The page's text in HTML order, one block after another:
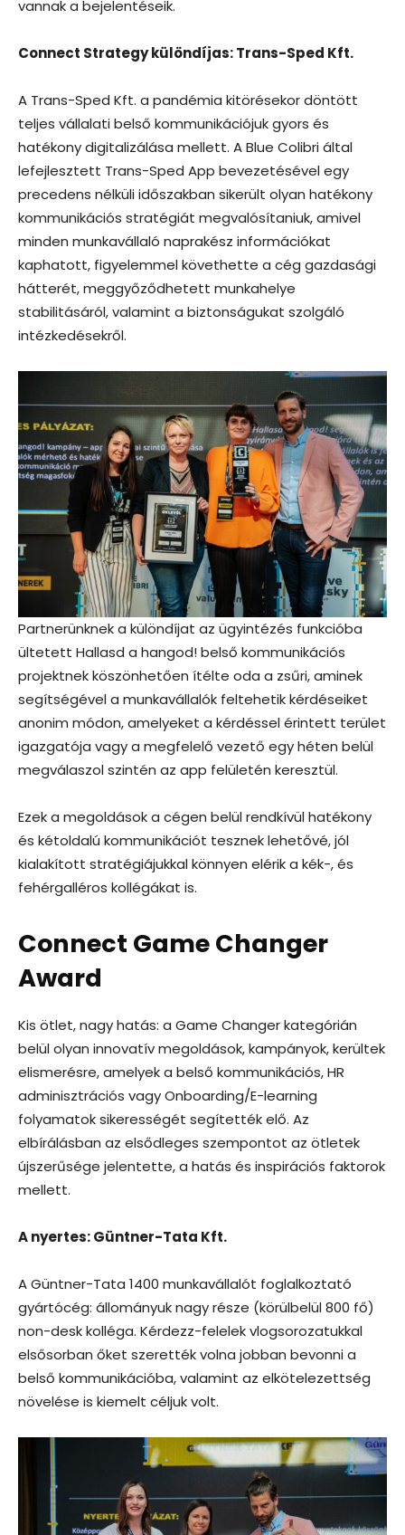
vannak a bejelentéseik.
Connect Strategy különdíjas: Trans-Sped Kft.
A Trans-Sped Kft. a pandémia kitörésekor döntött
teljes vállalati belső kommunikációjuk gyors és
hatékony digitalizálása mellett. A Blue Colibri által
lefejlesztett Trans-Sped App bevezetésével egy
precedens nélküli időszakban sikerült olyan hatékony
kommunikációs stratégiát megvalósítaniuk, amivel
minden munkavállaló naprakész információkat
kaphatott, figyelemmel követhette a cég gazdasági
hátterét, meggyőződhetett munkahelye
stabilitásáról, valamint a biztonságukat szolgáló
intézkedésekről.
Partnerünknek a különdíjat az ügyintézés funkcióba
ültetett Hallasd a hangod! belső kommunikációs
projektnek köszönhetően ítélte oda a zsűri, aminek
segítségével a munkavállalók feltehetik kérdéseiket
anonim módon, amelyeket a kérdéssel érintett terület
igazgatója vagy a megfelelő vezető egy héten belül
megválaszol szintén az app felületén keresztül.
Ezek a megoldások a cégen belül rendkívül hatékony
és kétoldalú kommunikációt tesznek lehetővé, jól
kialakított stratégiájukkal könnyen elérik a kék-, és
fehérgalléros kollégákat is.
Connect Game Changer
Award
Kis ötlet, nagy hatás: a Game Changer kategórián
belül olyan innovatív megoldások, kampányok, kerültek
elismerésre, amelyek a belső kommunikációs, HR
adminisztrációs vagy Onboarding/E-learning
folyamatok sikerességét segítették elő. Az
elbírálásban az elsődleges szempontot az ötletek
újszerűsége jelentette, a hatás és inspirációs faktorok
mellett.
A nyertes: Güntner-Tata Kft.
A Güntner-Tata 1400 munkavállalót foglalkoztató
gyártócég: állományuk nagy része (körülbelül 800 fő)
non-desk kolléga. Kérdezz-felelek vlogsorozatukkal
elsősorban őket szerették volna jobban bevonni a
belső kommunikációba, valamint az elkötelezettség
növelése is kiemelt céljuk volt.